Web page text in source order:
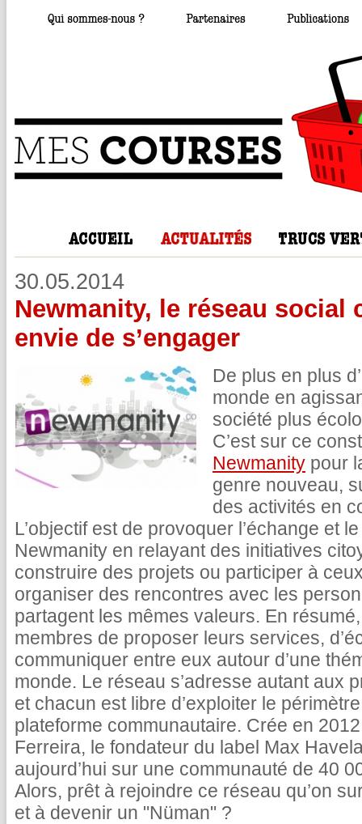
30.05.2014
Newmanity, le réseau social
envie de s’engager
De plus en plus
monde en
société plus
C’est sur ce
Newmanity pour
genre nouveau,
des activités en
L’objectif est de provoquer l’échange et
Newmanity en relayant des initiatives
construire des projets ou participer à
organiser des rencontres avec les
partagent les mêmes valeurs. En
membres de proposer leurs services,
communiquer entre eux autour d’une
monde. Le réseau s’adresse autant aux
et chacun est libre d’exploiter le
plateforme communautaire. Crée en
Ferreira, le fondateur du label Max
aujourd’hui sur une communauté de 40
Alors, prêt à rejoindre ce réseau qu’on
et à devenir un "Nüman" ?